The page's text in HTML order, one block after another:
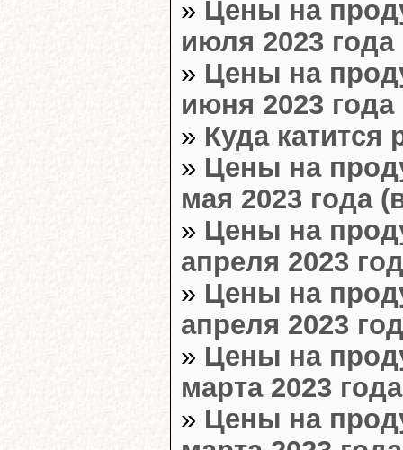
» Цены на
июля 2023 года
» Цены на
июня 2023 года
» Куда катится
» Цены на
мая 2023 года
» Цены на
апреля 2023
» Цены на
апреля 2023
» Цены на
марта 2023
» Цены на